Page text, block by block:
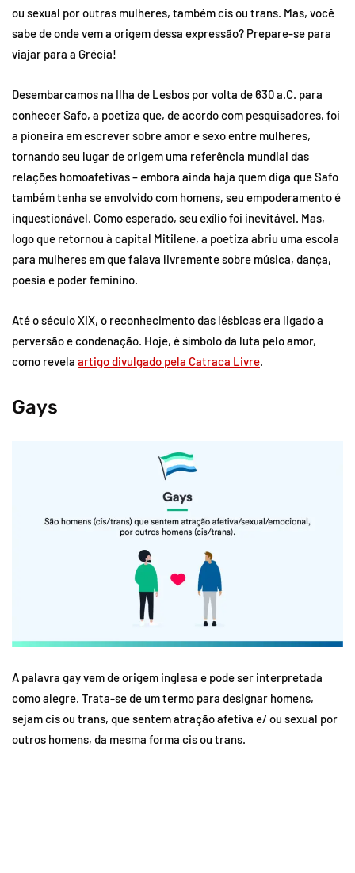
ou sexual por outras mulheres, também cis ou trans. Mas, você
sabe de onde vem a origem dessa expressão? Prepare-se para
viajar para a Grécia!
Desembarcamos na Ilha de Lesbos por volta de 630 a.C. para
conhecer Safo, a poetiza que, de acordo com pesquisadores, foi
a pioneira em escrever sobre amor e sexo entre mulheres,
tornando seu lugar de origem uma referência mundial das
relações homoafetivas – embora ainda haja quem diga que Safo
também tenha se envolvido com homens, seu empoderamento é
inquestionável. Como esperado, seu exílio foi inevitável. Mas,
logo que retornou à capital Mitilene, a poetiza abriu uma escola
para mulheres em que falava livremente sobre música, dança,
poesia e poder feminino.
Até o século XIX, o reconhecimento das lésbicas era ligado a
perversão e condenação. Hoje, é símbolo da luta pelo amor,
como revela artigo divulgado pela Catraca Livre.
Gays
A palavra gay vem de origem inglesa e pode ser interpretada
como alegre. Trata-se de um termo para designar homens,
sejam cis ou trans, que sentem atração afetiva e/ ou sexual por
outros homens, da mesma forma cis ou trans.